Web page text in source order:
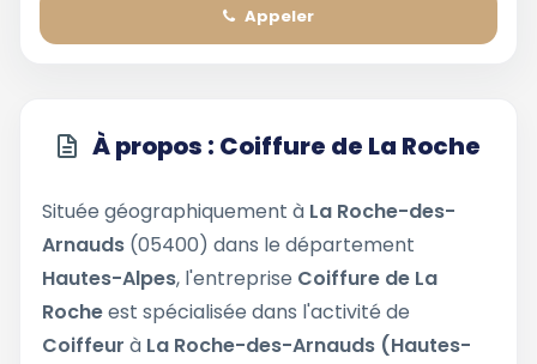
Appeler
À propos : Coiffure de La Roche
Située géographiquement à La Roche-des-
Arnauds (05400) dans le département
Hautes-Alpes, l'entreprise Coiffure de La
Rocheest spécialisée dans l'activité de
Coiffeur à La Roche-des-Arnauds (Hautes-